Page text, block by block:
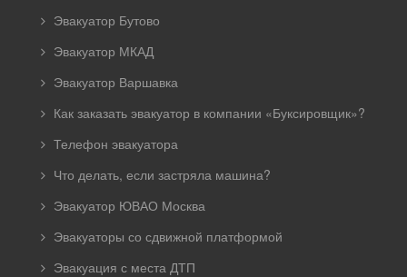
Эвакуатор Бутово
Эвакуатор МКАД
Эвакуатор Варшавка
Как заказать эвакуатор в компании «Буксировщик»?
Телефон эвакуатора
Что делать, если застряла машина?
Эвакуатор ЮВАО Москва
Эвакуаторы со сдвижной платформой
Эвакуация с места ДТП